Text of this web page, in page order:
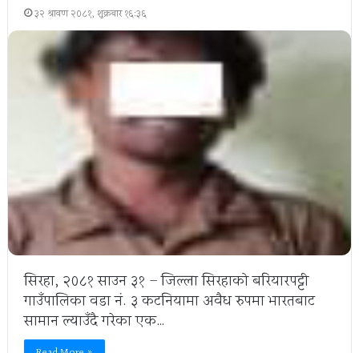
३२ श्रावण २०८१, शुक्रबार १६:३६
सिरहा, २०८१ साउन ३१ – जिल्ला सिरहाको बरियारपट्टी
गाउँपालिका वडा नं. ३ कटनियामा अवैध रुपमा भारतबाट
सामान ल्याउँदै गरेका एक…